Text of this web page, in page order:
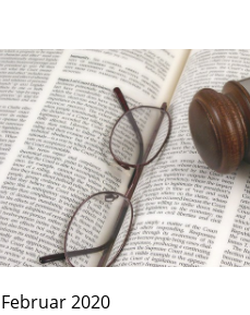
Februar 2020